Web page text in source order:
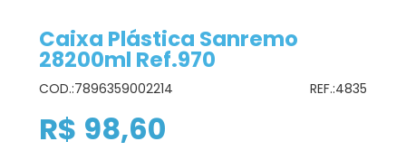
Caixa Plástica Sanremo
28200ml Ref.970
COD.:7896359002214 REF.:4835
R$ 98,60